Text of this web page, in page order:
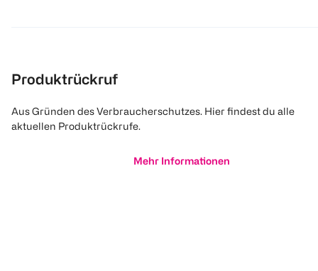
Produktrückruf
Aus Gründen des Verbraucherschutzes. Hier findest du alle
aktuellen Produktrückrufe.
Mehr Informationen